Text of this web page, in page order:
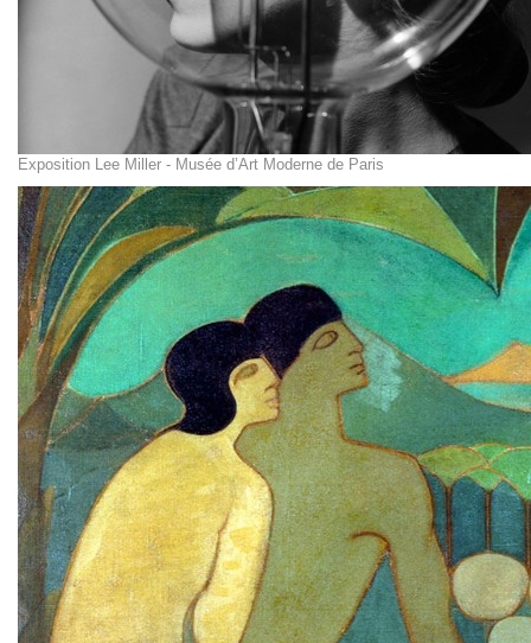
Exposition Lee Miller - Musée d’Art Moderne de Paris